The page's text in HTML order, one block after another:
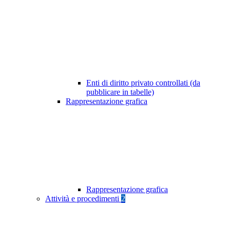
Enti di diritto privato controllati (da
pubblicare in tabelle)
Rappresentazione grafica
Rappresentazione grafica
Attività e procedimenti 2